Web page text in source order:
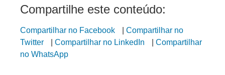
Compartilhe este conteúdo:
Compartilhar no Facebook
Compartilhar no
Twitter
Compartilhar no LinkedIn
Compartilhar
no WhatsApp